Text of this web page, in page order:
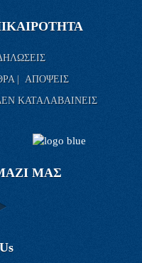
| ΑΠΟΨΕΙΣ
ΚΑΤΑΛΑΒΑΙΝΕΙΣ
ΜΑΣ